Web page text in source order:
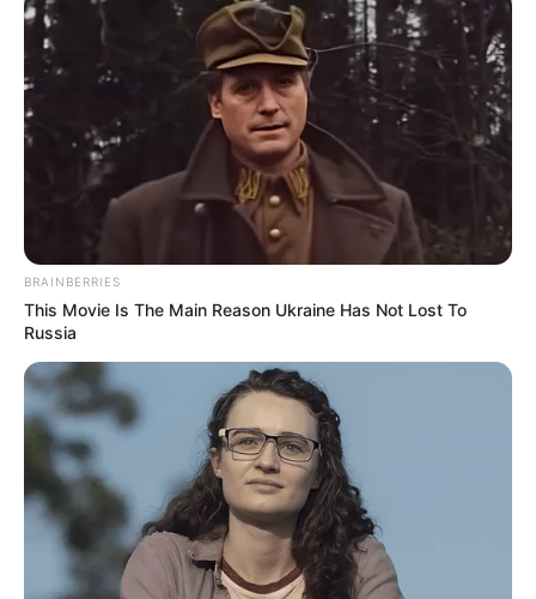
BRAINBERRIES
This Movie Is The Main Reason Ukraine Has Not Lost To
Russia